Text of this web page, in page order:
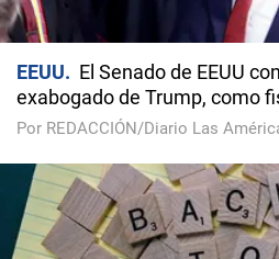
EEUU
El Senado de EEUU
exabogado de Trump, como
Por REDACCIÓN/Diario Las